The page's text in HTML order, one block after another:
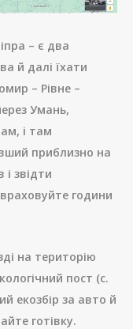
– є два
й далі їхати
– Рівне –
Умань,
і там
приблизно на
звідти
години
на територію
пост (с.
екозбір за авто й
готівку.